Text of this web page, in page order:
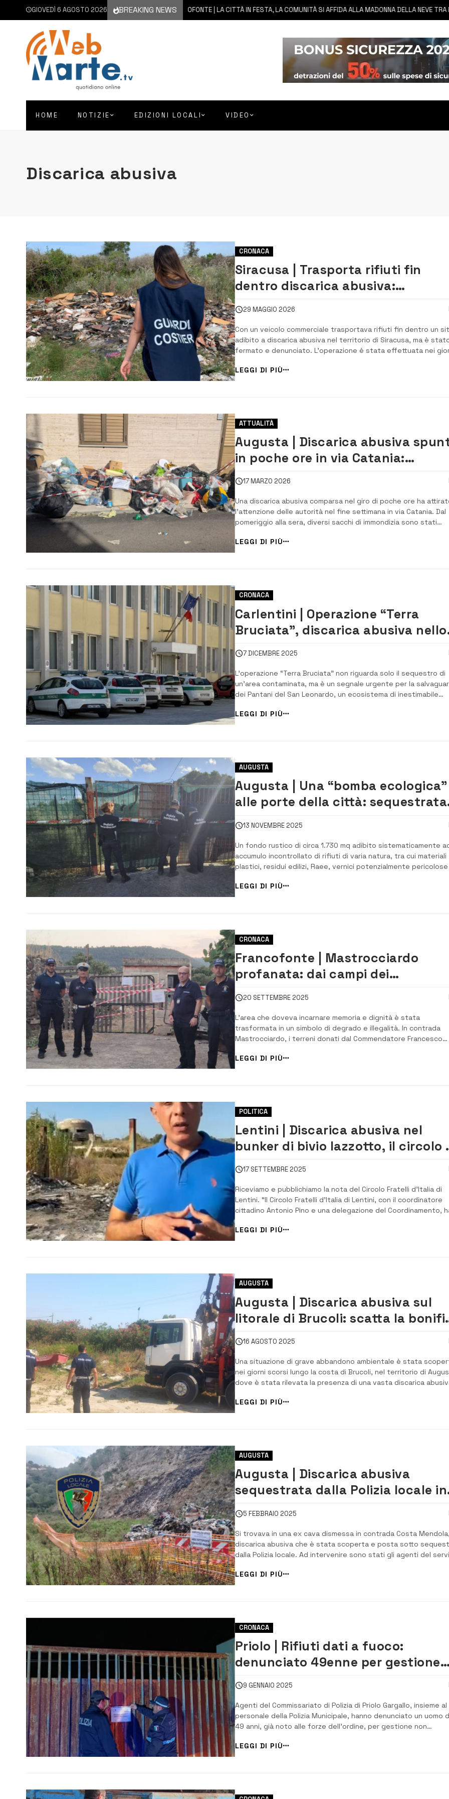
GIOVEDÌ 6 AGOSTO 2026 BREAKING NEWS
6 AGOSTO 2026 FRANCOFONTE | LA CITTÀ IN FESTA, LA COMUNITÀ SI AFFIDA ALLA MADONNA DELLA NEVE TRA FEDE E
HOME NOTIZIE EDIZIONI LOCALI VIDEO
Discarica abusiva
CRONACA
Siracusa | Trasporta rifiuti fin
dentro discarica abusiva:
sequestro e denuncia
29 MAGGIO 2026
Con un veicolo commerciale trasportava rifiuti fin dentro un
adibito a discarica abusiva nel territorio di Siracusa, ma è
fermato e denunciato. L’operazione è stata effettuata nei
scorsi dai nuclei di polizia ambientale della Capitaneria di Porto
Siracusa e della Polizia Municipale di Siracusa che hanno
con succes...
LEGGI DI PIÙ
ATTUALITÀ
Augusta | Discarica abusiva
in poche ore in via Catania:
individuato e multato il
responsabile
17 MARZO 2026
Una discarica abusiva comparsa nel giro di poche ore ha
l’attenzione delle autorità nel fine settimana in via Catania. Dal
pomeriggio alla sera, diversi sacchi di immondizia sono stati
disagio per i residenti della zona. La risposta delle istituzioni è
stata immediata, c...
LEGGI DI PIÙ
CRONACA
Carlentini | Operazione “Terra
Bruciata”, discarica abusiva nello
scrigno naturalistico del San
Leonardo
7 DICEMBRE 2025
L’operazione “Terra Bruciata” non riguarda solo il sequestro di
un’area contaminata, ma è un segnale urgente per la
dei Pantani del San Leonardo, un ecosistema di inestimabile
delle zone umide costiere più estese e vitali della Sicilia ori...
LEGGI DI PIÙ
AUGUSTA
Augusta | Una “bomba ecologica”
alle porte della città: sequestrata
l’area, indagata una persona
13 NOVEMBRE 2025
Un fondo rustico di circa 1.730 mq adibito sistematicamente
accumulo incontrollato di rifiuti di varia natura, tra cui materiali
plastici, residui edilizi, Raee, vernici potenzialmente
sequestrata in area periurbana, a ridosso del centro abitato di
Augusta, dal coma...
LEGGI DI PIÙ
CRONACA
Francofonte | Mastrocciardo
profanata: dai campi dei
combattenti del Piave a discarica
amianto e fuochi illeciti
20 SETTEMBRE 2025
L’area che doveva incarnare memoria e dignità è stata
trasformata in un simbolo di degrado e illegalità. In contrada
Mastrocciardo, i terreni donati dal Commendatore Francesco
stati posti sotto sequestro dall’Autorità Giudiziaria: un sito di
metri quadrati ridotto a discari...
LEGGI DI PIÙ
POLITICA
Lentini | Discarica abusiva nel
bunker di bivio Iazzotto, il circolo
Fratelli d’Italia: “Un vero e proprio
scempio ambientale”
17 SETTEMBRE 2025
Riceviamo e pubblichiamo la nota del Circolo Fratelli d’Italia di
Lentini. “Il Circolo Fratelli d’Italia di Lentini, con il coordinatore
cittadino Antonio Pino e una delegazione del Coordinamento,
effettuato un sopralluogo presso il bunker di Bivio Iazzotto,
insiste una vasta discarica abusiva”. “La situazione, già fuori
controllo da a...
LEGGI DI PIÙ
AUGUSTA
Augusta | Discarica abusiva sul
litorale di Brucoli: scatta la
urgente
16 AGOSTO 2025
Una situazione di grave abbandono ambientale è stata
nei giorni scorsi lungo la costa di Brucoli, nel territorio di
dove è stata rilevata la presenza di una vasta discarica
contenuta in un verbale ufficiale redatto da Massimo Sulano,
dirigente del VI Settor...
LEGGI DI PIÙ
AUGUSTA
Augusta | Discarica abusiva
sequestrata dalla Polizia locale in
una cava
5 FEBBRAIO 2025
Si trovava in una ex cava dismessa in contrada Costa
discarica abusiva che è stata scoperta e posta sotto
dalla Polizia locale. Ad intervenire sono stati gli agenti del
di Polizia ambientale con i colleghi del servizio Viabilità e di
Giudiziaria del corpo guidato da comandante Salvatore Daidone.
La ...
LEGGI DI PIÙ
CRONACA
Priolo | Rifiuti dati a fuoco:
denunciato 49enne per gestione
illecita e combustione abusiva
9 GENNAIO 2025
Agenti del Commissariato di Polizia di Priolo Gargallo, insieme al
personale della Polizia Municipale, hanno denunciato un uomo
49 anni, già noto alle forze dell’ordine, per gestione non
L’intervento è avvenuto a seguito di un incendio divampato in
terreno di sua proprietà...
LEGGI DI PIÙ